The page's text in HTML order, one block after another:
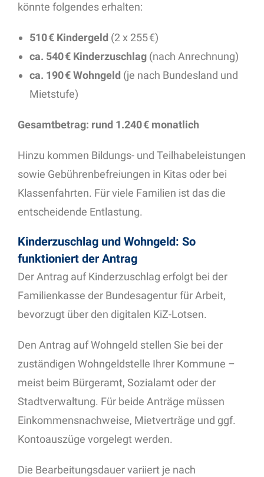
könnte folgendes erhalten:
510 € Kindergeld (2 x 255 €)
ca. 540 € Kinderzuschlag (nach Anrechnung)
ca. 190 € Wohngeld (je nach Bundesland und
Mietstufe)
Gesamtbetrag: rund 1.240 € monatlich
Hinzu kommen Bildungs- und Teilhabeleistungen
sowie Gebührenbefreiungen in Kitas oder bei
Klassenfahrten. Für viele Familien ist das die
entscheidende Entlastung.
Kinderzuschlag und Wohngeld: So
funktioniert der Antrag
Der Antrag auf Kinderzuschlag erfolgt bei der
Familienkasse der Bundesagentur für Arbeit,
bevorzugt über den digitalen KiZ-Lotsen.
Den Antrag auf Wohngeld stellen Sie bei der
zuständigen Wohngeldstelle Ihrer Kommune –
meist beim Bürgeramt, Sozialamt oder der
Stadtverwaltung. Für beide Anträge müssen
Einkommensnachweise, Mietverträge und ggf.
Kontoauszüge vorgelegt werden.
Die Bearbeitungsdauer variiert je nach